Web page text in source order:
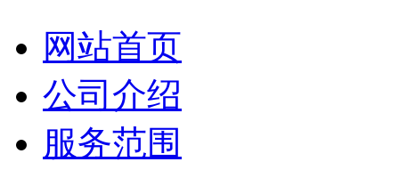
网站首页
公司介绍
服务范围